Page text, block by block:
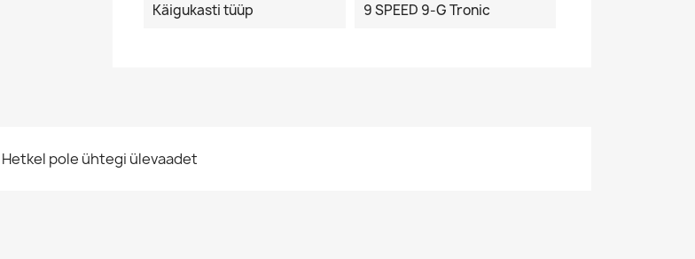
Käigukasti tüüp 9 SPEED 9-G Tronic
Hetkel pole ühtegi ülevaadet